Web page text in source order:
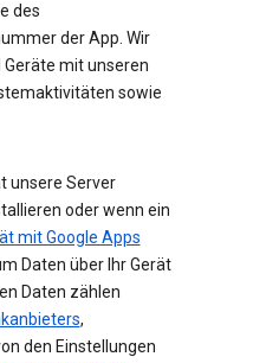
des
der App. Wir
mit unseren
sowie
unsere Server
oder wenn ein
mit Google Apps
Daten über Ihr Gerät
Daten zählen
,
den Einstellungen